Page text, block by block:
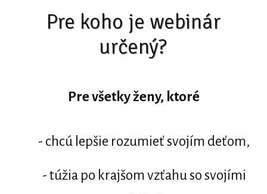
Pre koho je webinár
určený?
Pre všetky ženy, ktoré
- chcú lepšie rozumieť svojím deťom,
- túžia po krajšom vzťahu so svojími